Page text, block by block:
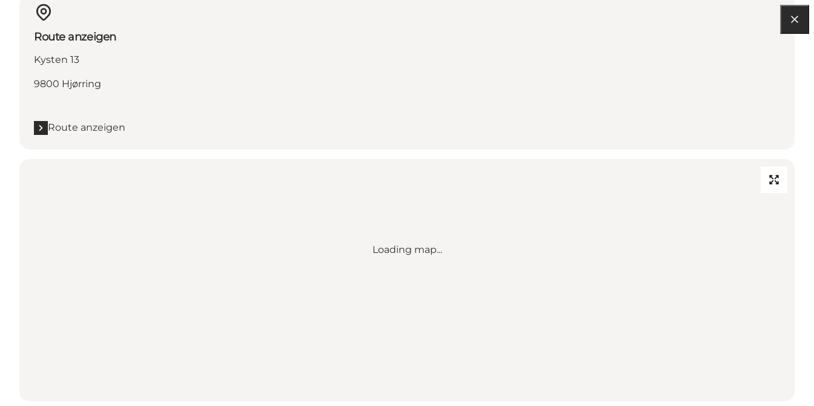
Route anzeigen
Kysten 13
9800 Hjørring
Route anzeigen
Loading map...